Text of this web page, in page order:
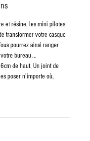
et résine, les mini pilotes
transformer votre casque
pourrez ainsi ranger
bureau ...
de haut. Un joint de
poser n'importe où,